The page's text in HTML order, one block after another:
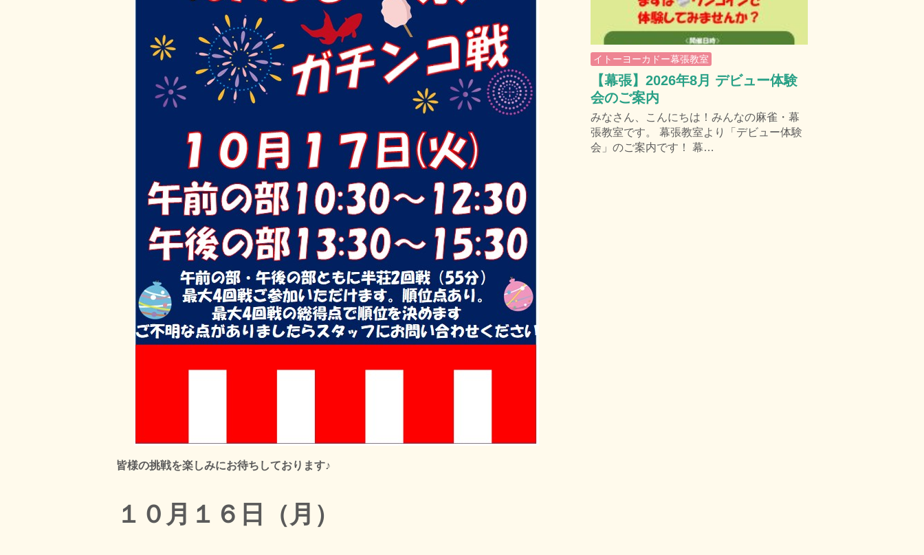
皆様の挑戦を楽しみにお待ちしております♪
１０月１６日（月）
イトーヨーカドー幕張教室
【幕張】2026年8月 デビュー体験
会のご案内
みなさん、こんにちは！みんなの麻雀・幕
張教室です。 幕張教室より「デビュー体験
会」のご案内です！ 幕…